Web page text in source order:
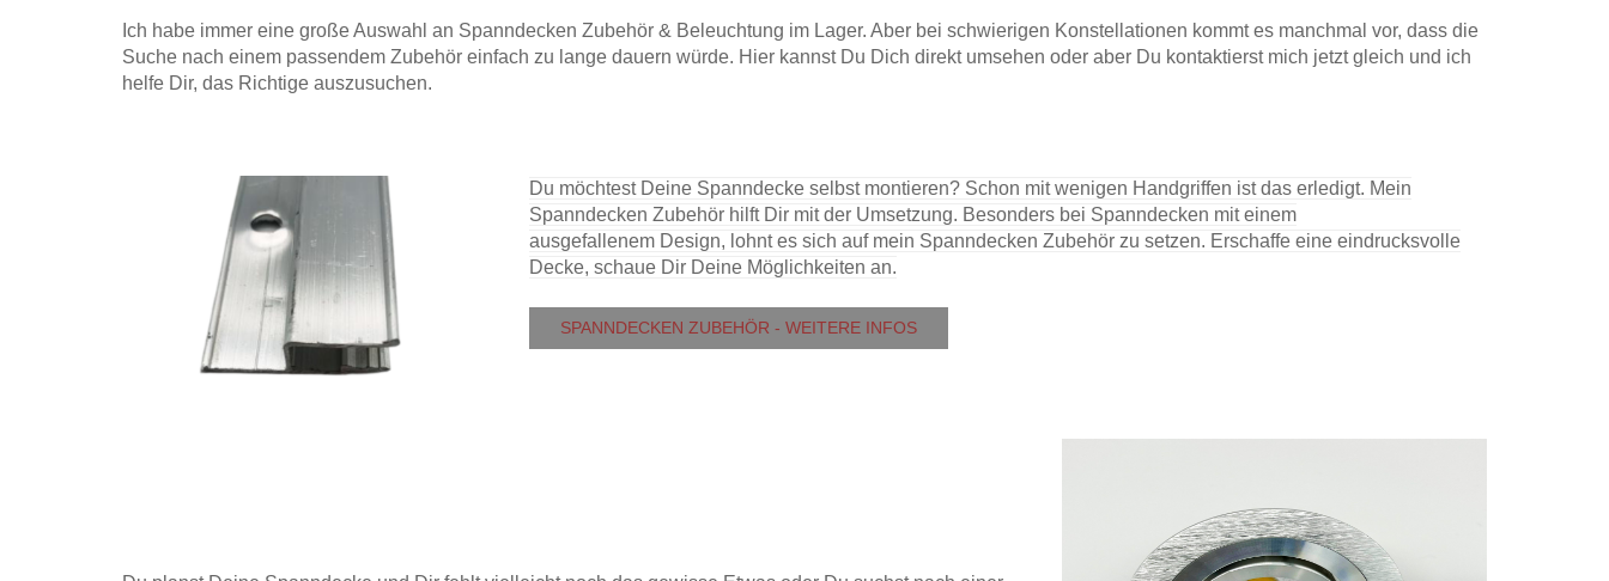
Ich habe immer eine große Auswahl an Spanndecken Zubehör & Beleuchtung im Lager. Aber bei schwierigen Konstellationen kommt es manchmal vor, dass die
Suche nach einem passendem Zubehör einfach zu lange dauern würde. Hier kannst Du Dich direkt umsehen oder aber Du kontaktierst mich jetzt gleich und ich
helfe Dir, das Richtige auszusuchen.
Du möchtest Deine Spanndecke selbst montieren? Schon mit wenigen Handgriffen ist das erledigt. Mein
Spanndecken Zubehör hilft Dir mit der Umsetzung. Besonders bei Spanndecken mit einem
ausgefallenem Design, lohnt es sich auf mein Spanndecken Zubehör zu setzen. Erschaffe eine eindrucksvolle
Decke, schaue Dir Deine Möglichkeiten an.
SPANNDECKEN ZUBEHÖR - WEITERE INFOS